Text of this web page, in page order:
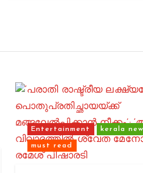
Entertainment kerala
must read